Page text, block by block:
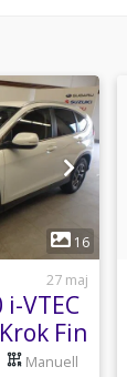
16
27 maj
VTEC
Fin
Manuell